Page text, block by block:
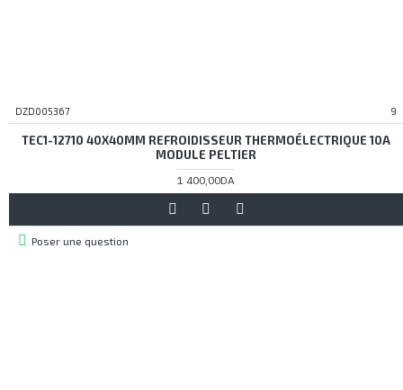
DZD005367 9
TEC1-12710 40X40MM REFROIDISSEUR THERMOÉLECTRIQUE 10A
MODULE PELTIER
1 400,00DA
Poser une question